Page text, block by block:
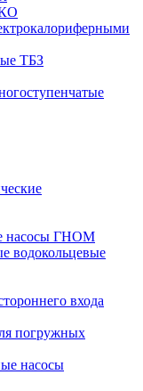
ТБЗ
насосы ГНОМ
водокольцевые
входа
погружных
насосы